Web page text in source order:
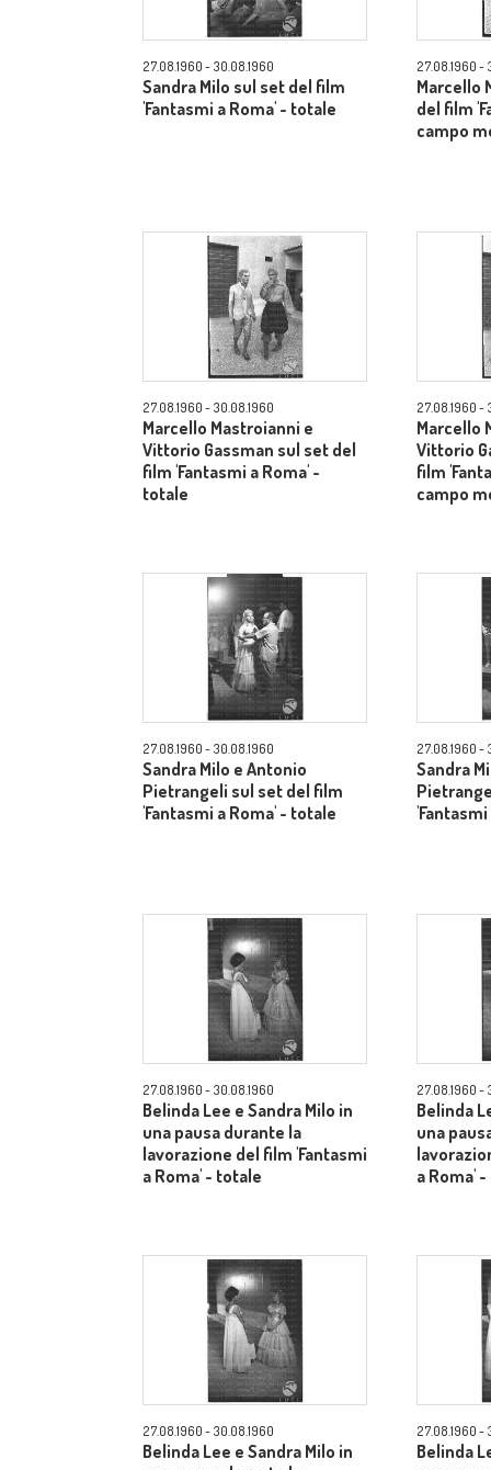
27.08.1960 - 30.08.1960
Sandra Milo sul set del film
'Fantasmi a Roma' - totale
27.08.1960 -
Marcello
del film
campo
27.08.1960 - 30.08.1960
Marcello Mastroianni e
Vittorio Gassman sul set del
film 'Fantasmi a Roma' -
totale
27.08.1960 -
Marcello
Vittorio
film
campo
27.08.1960 - 30.08.1960
Sandra Milo e Antonio
Pietrangeli sul set del film
'Fantasmi a Roma' - totale
27.08.1960 -
Sandra
27.08.1960 - 30.08.1960
Belinda Lee e Sandra Milo in
una pausa durante la
lavorazione del film 'Fantasmi
a Roma' - totale
27.08.1960 -
Belinda
una
a Roma'
27.08.1960 - 30.08.1960
Belinda Lee e Sandra Milo in
27.08.1960 -
Belinda